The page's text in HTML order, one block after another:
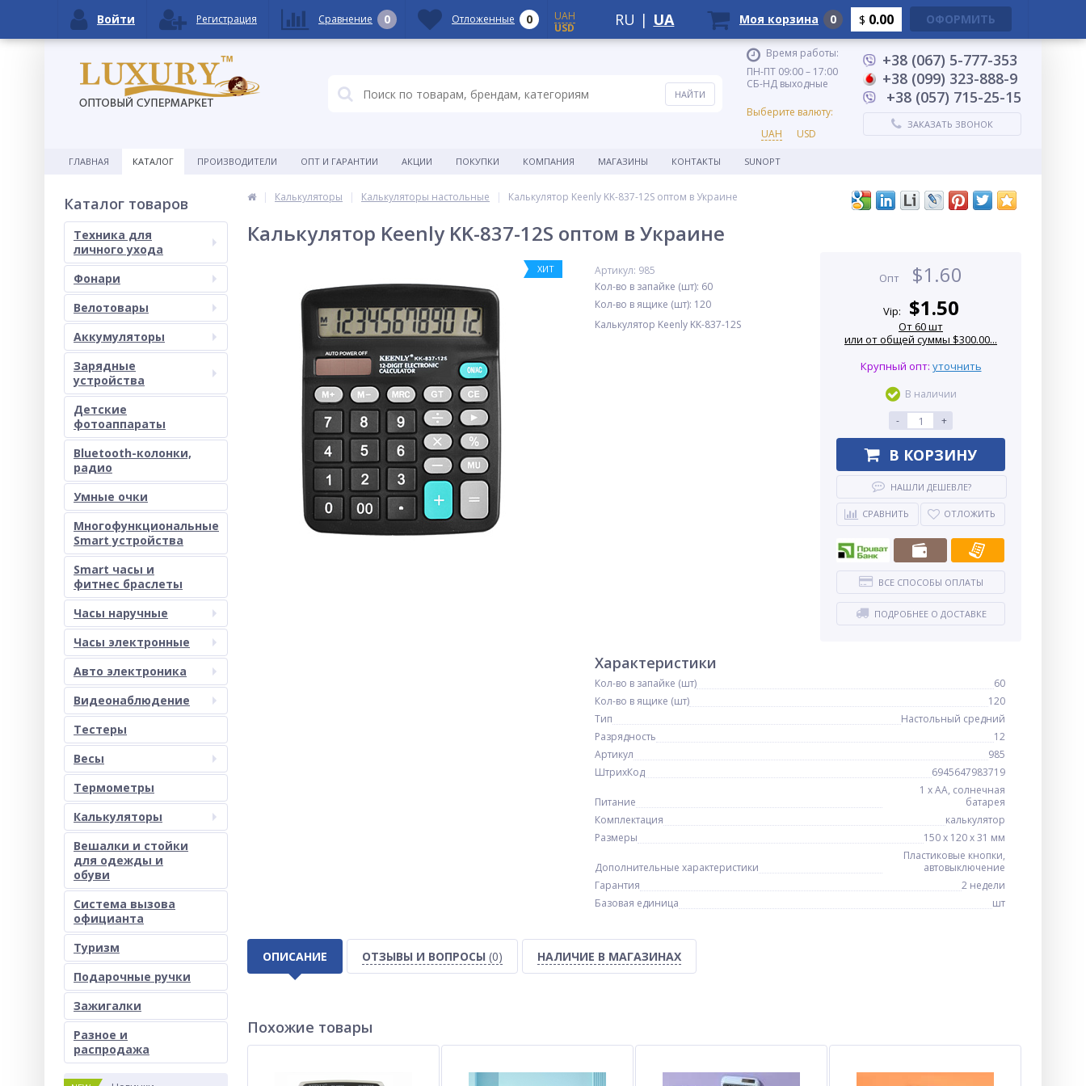
Время работы:
ПН-ПТ 09:00 – 17:00
СБ-НД выходные
Выберите валюту:
UAH
USD
+38 (067) 5-777-353
+38 (099) 323-888-9
+38 (057) 715-25-15
ЗАКАЗАТЬ ЗВОНОК
ГЛАВНАЯ КАТАЛОГ ПРОИЗВОДИТЕЛИ ОПТ И ГАРАНТИИ АКЦИИ ПОКУПКИ КОМПАНИЯ МАГАЗИНЫ КОНТАКТЫ SUNOPT
Каталог товаров
Техника для
личного ухода
Фонари
Велотовары
Аккумуляторы
Зарядные
устройства
Детские
фотоаппараты
Bluetooth-колонки,
радио
Умные очки
Многофункциональные
Smart устройства
Smart часы и
фитнес браслеты
Часы наручные
Часы электронные
Авто электроника
Видеонаблюдение
Тестеры
Весы
Термометры
Калькуляторы
Вешалки и стойки
для одежды и
обуви
Система вызова
официанта
Туризм
Подарочные ручки
Зажигалки
Разное и
раcпродажа
Калькуляторы Калькуляторы настольные Калькулятор Keenly KK-837-12S оптом в Украине
Калькулятор Keenly KK-837-12S оптом в Украине
ХИТ
Артикул: 985
Кол-во в запайке (шт): 60
Кол-во в ящике (шт): 120
Калькулятор Keenly KK-837-12S
Опт $1.60
Vip: $1.50
От 60 шт
или от общей суммы $300.00...
Крупный опт: уточнить
В наличии
-
+
В КОРЗИНУ
НАШЛИ ДЕШЕВЛЕ?
СРАВНИТЬ ОТЛОЖИТЬ
ВСЕ СПОСОБЫ ОПЛАТЫ
ПОДРОБНЕЕ О ДОСТАВКЕ
Характеристики
Кол-во в запайке (шт)
60
Кол-во в ящике (шт)
120
Тип
Настольный средний
Разрядность
12
Артикул
985
ШтрихКод
6945647983719
Питание
1 х AA, солнечная
батарея
Комплектация
калькулятор
Размеры
150 х 120 х 31 мм
Дополнительные характеристики
Пластиковые кнопки,
автовыключение
Гарантия
2 недели
Базовая единица
шт
ОПИСАНИЕ ОТЗЫВЫ И ВОПРОСЫ (0) НАЛИЧИЕ В МАГАЗИНАХ
Похожие товары
Войти Регистрация Сравнение 0 Отложенные 0
UAH
USD
RU | UA Моя корзина 0 $ 0.00 ОФОРМИТЬ